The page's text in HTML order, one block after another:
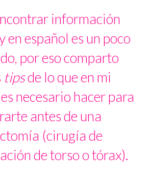
información
en español es un poco
por eso comparto
tipsde lo que en mi
necesario hacer para
antes de una
(cirugía de
de torso o tórax).